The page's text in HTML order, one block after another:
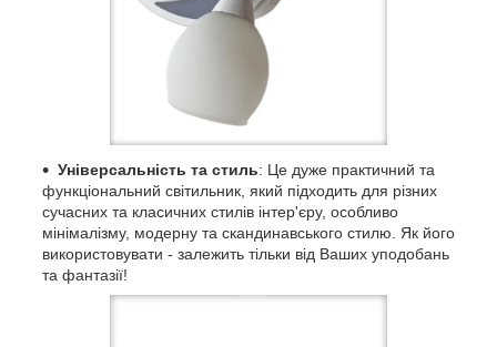
Універсальність та стиль: Це дуже практичний та
функціональний світильник, який підходить для різних
сучасних та класичних стилів інтер'єру, особливо
мінімалізму, модерну та скандинавського стилю. Як його
використовувати - залежить тільки від Ваших уподобань
та фантазії!